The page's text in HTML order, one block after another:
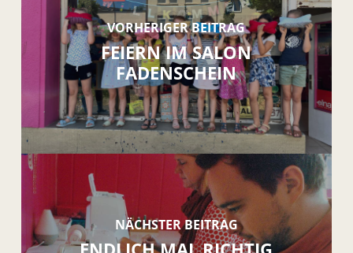
VORHERIGER BEITRAG
FEIERN IM SALON
FADENSCHEIN
NÄCHSTER BEITRAG